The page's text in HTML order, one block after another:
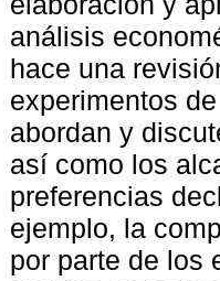
análisis
hace una
experimentos
abordan y
así como los
preferencias
ejemplo, la
por parte de los